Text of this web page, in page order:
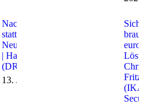
Nachnutzung
statt
Neuentwicklung
| Harald Joos
(DRV)
13. Juli 2026
Sicherheit
braucht
Lösungen |
Christian
Fritz
(IKARUS
Security)